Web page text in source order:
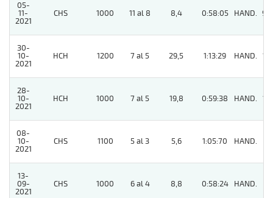
05-
11-
2021
CHS 1000 11 al 8 8,4 0:58:05 HAND. 99
30-
10-
2021
HCH 1200 7 al 5 29,5 1:13:29 HAND. 13
28-
10-
2021
HCH 1000 7 al 5 19,8 0:59:38 HAND. 12
08-
10-
2021
CHS 1100 5 al 3 5,6 1:05:70 HAND.
13-
09-
2021
CHS 1000 6 al 4 8,8 0:58:24 HAND.